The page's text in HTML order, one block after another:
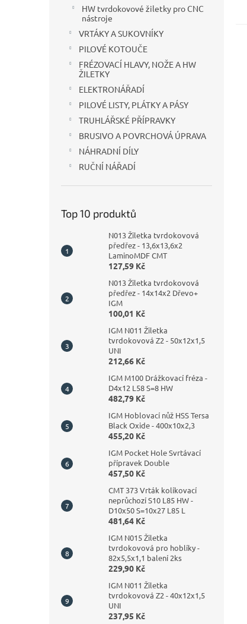
HW tvrdokovové žiletky pro CNC
nástroje
VRTÁKY A SUKOVNÍKY
PILOVÉ KOTOUČE
FRÉZOVACÍ HLAVY, NOŽE A HW
ŽILETKY
ELEKTRONÁŘADÍ
PILOVÉ LISTY, PLÁTKY A PÁSY
TRUHLÁŘSKÉ PŘÍPRAVKY
BRUSIVO A POVRCHOVÁ ÚPRAVA
NÁHRADNÍ DÍLY
RUČNÍ NÁŘADÍ
Top 10 produktů
N013 Žiletka tvrdokovová
předřez - 13,6x13,6x2
LaminoMDF CMT
127,59 Kč
N013 Žiletka tvrdokovová
předřez - 14x14x2 Dřevo+
IGM
100,01 Kč
IGM N011 Žiletka
tvrdokovová Z2 - 50x12x1,5
UNI
212,66 Kč
IGM M100 Drážkovací fréza -
D4x12 L58 S=8 HW
482,79 Kč
IGM Hoblovací nůž HSS Tersa
Black Oxide - 400x10x2,3
455,20 Kč
IGM Pocket Hole Svrtávací
přípravek Double
457,50 Kč
CMT 373 Vrták kolíkovací
neprůchozí S10 L85 HW -
D10x50 S=10x27 L85 L
481,64 Kč
IGM N015 Žiletka
tvrdokovová pro hoblíky -
82x5,5x1,1 balení 2ks
229,90 Kč
IGM N011 Žiletka
tvrdokovová Z2 - 40x12x1,5
UNI
237,95 Kč